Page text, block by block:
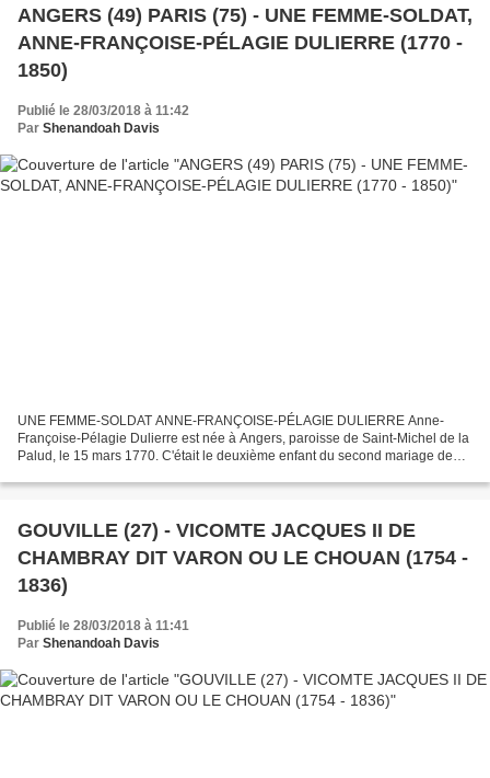
ANGERS (49) PARIS (75) - UNE FEMME-SOLDAT,
ANNE-FRANÇOISE-PÉLAGIE DULIERRE (1770 -
1850)
Publié le 28/03/2018 à 11:42
Par Shenandoah Davis
UNE FEMME-SOLDAT ANNE-FRANÇOISE-PÉLAGIE DULIERRE Anne-
Françoise-Pélagie Dulierre est née à Angers, paroisse de Saint-Michel de la
Palud, le 15 mars 1770. C'était le deuxième enfant du second mariage de
GOUVILLE (27) - VICOMTE JACQUES II DE
CHAMBRAY DIT VARON OU LE CHOUAN (1754 -
1836)
Publié le 28/03/2018 à 11:41
Par Shenandoah Davis